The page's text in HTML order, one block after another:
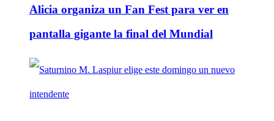
Alicia organiza un Fan Fest para ver en
pantalla gigante la final del Mundial